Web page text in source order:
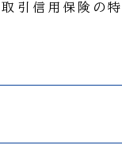
引信用保険の特